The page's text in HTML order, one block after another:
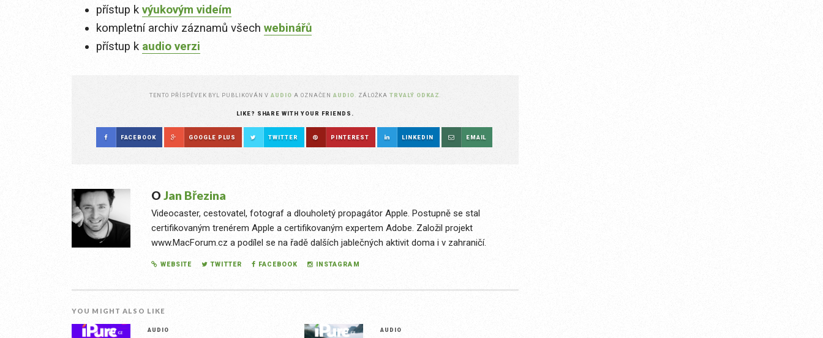
přístup k výukovým videím
kompletní archiv záznamů všech webinářů
přístup k audio verzi
TENTO PŘÍSPĚVEK BYL PUBLIKOVÁN VAUDIO A OZNAČENAUDIO . ZÁLOŽKATRVALÝ ODKAZ
LIKE? SHARE WITH YOUR FRIENDS.
FACEBOOK GOOGLE PLUS TWITTER PINTEREST LINKEDIN EMAIL
O Jan Březina
Videocaster, cestovatel, fotograf a dlouholetý propagátor Apple. Postupně se stal
certifikovaným trenérem Apple a certifikovaným expertem Adobe. Založil projekt
www.MacForum.cz a podílel se na řadě dalších jablečných aktivit doma i v zahraničí.
WEBSITE TWITTER FACEBOOK INSTAGRAM
YOU MIGHT ALSO LIKE
AUDIO AUDIO